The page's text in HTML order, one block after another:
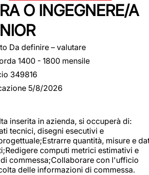
O INGEGNERE/A
Da definire – valutare
1400 - 1800 mensile
349816
5/8/2026
inserita in azienda, si occuperà di:
tecnici, disegni esecutivi e
quantità, misure e
computi metrici estimativi e
commessa;Collaborare con l'ufficio
delle informazioni di commessa.